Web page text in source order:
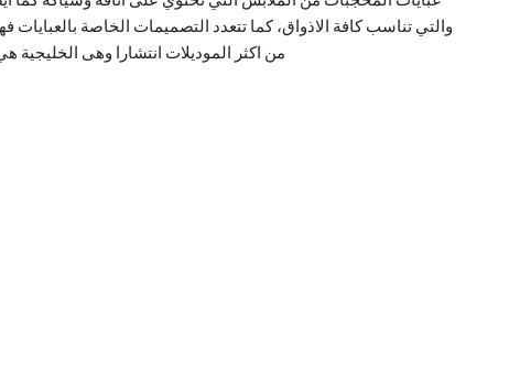
والتي تناسب كافة الاذواق، كما تتعدد التصميمات الخاصة
من اكثر الموديلات انتشارا وهى الخليجية